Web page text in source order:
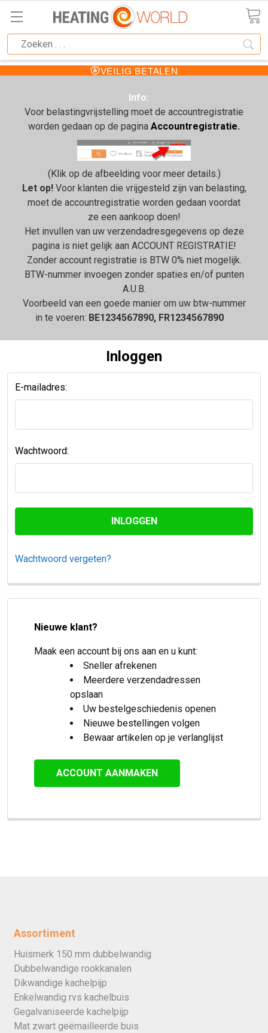
VEILIG BETALEN
Info:
Voor belastingvrijstelling moet de accountregistratie
worden gedaan op de pagina Accountregistratie.
(Klik op de afbeelding voor meer details.)
Let op!Voor klanten die vrijgesteld zijn van belasting,
moet de accountregistratie worden gedaan voordat
ze een aankoop doen!
Het invullen van uw verzendadresgegevens op deze
pagina is niet gelijk aan ACCOUNT REGISTRATIE!
Zonder account registratie is BTW 0% niet mogelijk.
BTW-nummer invoegen zonder spaties en/of punten
A.U.B.
Voorbeeld van een goede manier om uw btw-nummer
in te voeren: BE1234567890, FR1234567890
Inloggen
E-mailadres:
Wachtwoord:
Wachtwoord vergeten?
Nieuwe klant?
Maak een account bij ons aan en u kunt:
Sneller afrekenen
Meerdere verzendadressen
opslaan
Uw bestelgeschiedenis openen
Nieuwe bestellingen volgen
Bewaar artikelen op je verlanglijst
ACCOUNT AANMAKEN
Assortiment
Huismerk 150 mm dubbelwandig
Dubbelwandige rookkanalen
Dikwandige kachelpijp
Enkelwandig rvs kachelbuis
Gegalvaniseerde kachelpijp
Mat zwart geëmailleerde buis